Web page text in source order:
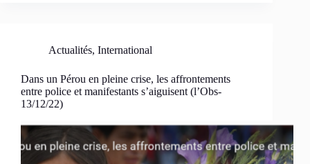
Actualités, International
Dans un Pérou en pleine crise, les affrontements
entre police et manifestants s’aiguisent (l’Obs-
13/12/22)